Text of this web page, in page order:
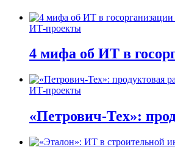
ИТ-проекты
4 мифа об ИТ в
ИТ-проекты
«Петрович-Тех»: